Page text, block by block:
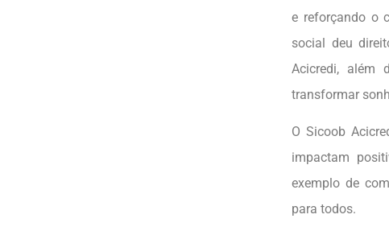
e reforçando o
social deu
Acicredi, além
transformar
O Sicoob
impactam
exemplo de
para todos.